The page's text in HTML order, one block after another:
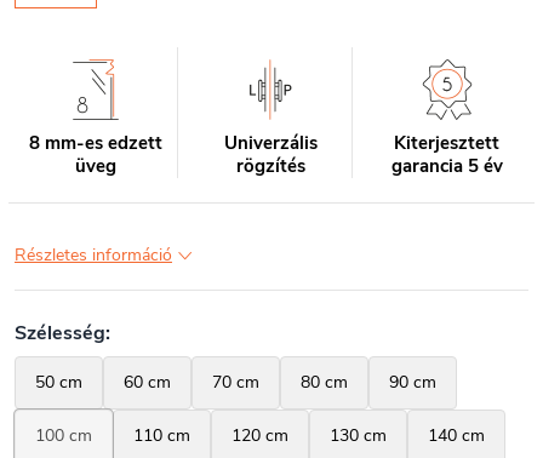
8 mm-es edzett
üveg
Univerzális
rögzítés
Kiterjesztett
garancia 5 év
Részletes információ